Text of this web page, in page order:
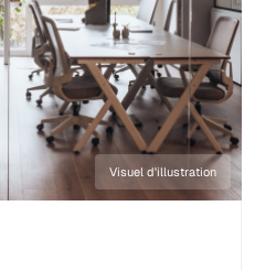
Visuel d'illustration